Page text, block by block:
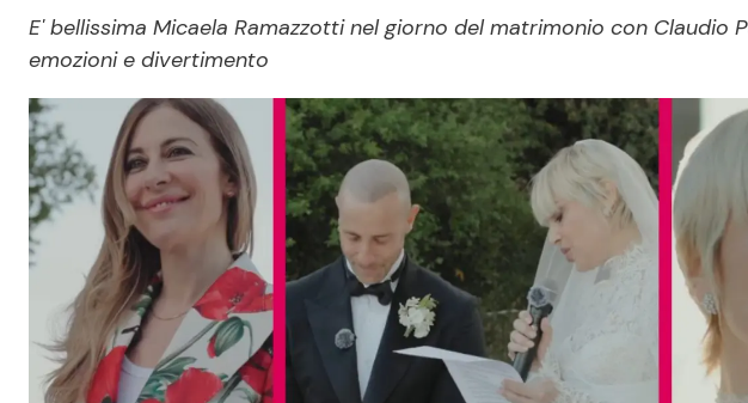
Festività
E' bellissima Micaela Ramazzotti nel giorno del matrimonio con Claudio
emozioni e divertimento